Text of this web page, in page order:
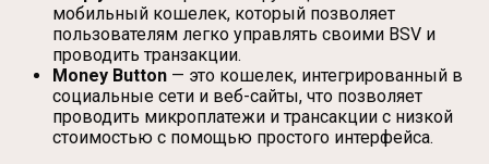
мобильный кошелек, который позволяет
пользователям легко управлять своими BSV и
проводить транзакции.
Money Button — это кошелек, интегрированный в
социальные сети и веб-сайты, что позволяет
проводить микроплатежи и трансакции с низкой
стоимостью с помощью простого интерфейса.